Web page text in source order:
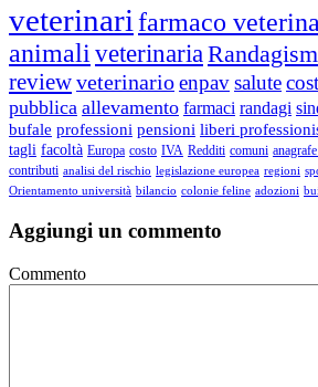
veterinari farmaco
animali veterinaria
reviewveterinarioenpavsalute
pubblica allevamento farmaci randagi
bufale professioni pensioni liberi
tagli facoltà Europa costo IVA Redditi comuni
contributi analisi del rischio legislazione europea regioni
Orientamento università bilancio colonie feline adozioni
Aggiungi un commento
Commento